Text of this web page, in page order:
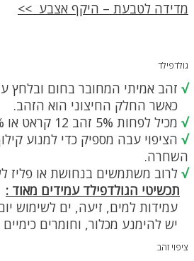
מדידה לטבעת – היקף אצבע >>
גולדפילד
√ זהב אמיתי המחובר בחום ובלחץ
כאשר החלק החיצוני הוא הזהב.
√ מכיל לפחות 5% זהב 12 קראט או 10% זהב 10 קראט.
√ הציפוי עבה מספיק כדי למנוע
השחרה.
√ לרוב משתמשים בנחושת או פליז
תכשיטי הגולדפילד עמידים מאוד :
עמידות למים, זיעה, ים לשימוש יום
יש להימנע מכלור, וחומרים
ציפוי זהב